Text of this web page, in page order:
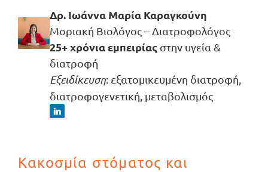
Δρ. Ιωάννα Μαρία Καραγκούνη
Μοριακή Βιολόγος – Διατροφολόγος
25+ χρόνια εμπειρίας στην υγεία &
διατροφή
Εξειδίκευση: εξατομικευμένη διατροφή,
διατροφογενετική, μεταβολισμός
Κακοσμία στόματος και